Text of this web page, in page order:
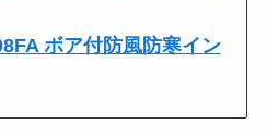
ボア付防風防寒イン